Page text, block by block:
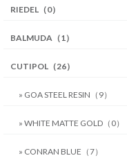
RIEDEL（0）
BALMUDA（1）
CUTIPOL（26）
» GOA STEEL RESIN（9）
» WHITE MATTE GOLD（0）
» CONRAN BLUE（7）